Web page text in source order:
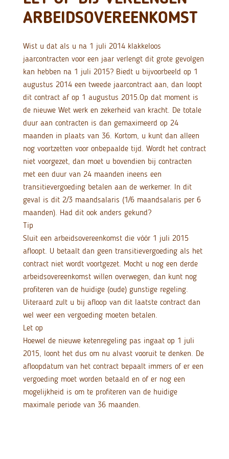
ARBEIDSOVEREENKOMST
Wist u dat als u na 1 juli 2014 klakkeloos
jaarcontracten voor een jaar verlengt dit grote gevolgen
kan hebben na 1 juli 2015? Biedt u bijvoorbeeld op 1
augustus 2014 een tweede jaarcontract aan, dan loopt
dit contract af op 1 augustus 2015.Op dat moment is
de nieuwe Wet werk en zekerheid van kracht. De totale
duur aan contracten is dan gemaximeerd op 24
maanden in plaats van 36. Kortom, u kunt dan alleen
nog voortzetten voor onbepaalde tijd. Wordt het contract
niet voorgezet, dan moet u bovendien bij contracten
met een duur van 24 maanden ineens een
transitievergoeding betalen aan de werkemer. In dit
geval is dit 2/3 maandsalaris (1/6 maandsalaris per 6
maanden). Had dit ook anders gekund?
Tip
Sluit een arbeidsovereenkomst die vóór 1 juli 2015
afloopt. U betaalt dan geen transitievergoeding als het
contract niet wordt voortgezet. Mocht u nog een derde
arbeidsovereenkomst willen overwegen, dan kunt nog
profiteren van de huidige (oude) gunstige regeling.
Uiteraard zult u bij afloop van dit laatste contract dan
wel weer een vergoeding moeten betalen.
Let op
Hoewel de nieuwe ketenregeling pas ingaat op 1 juli
2015, loont het dus om nu alvast vooruit te denken. De
afloopdatum van het contract bepaalt immers of er een
vergoeding moet worden betaald en of er nog een
mogelijkheid is om te profiteren van de huidige
maximale periode van 36 maanden.